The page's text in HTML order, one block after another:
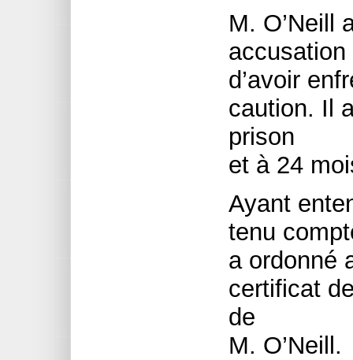
M. O’Neill
accusation
d’avoir
caution. Il
prison
et à 24
Ayant
tenu
a ordonné
certificat
de
M. O’Neill.